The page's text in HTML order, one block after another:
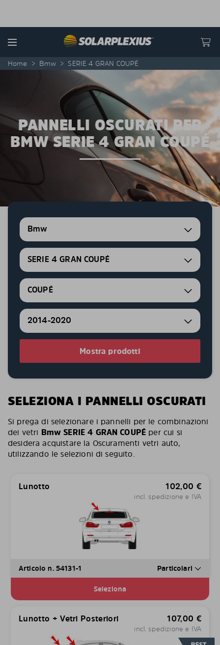
Menu
Home > Bmw > SERIE 4 GRAN COUPÉ
PANNELLI OSCURATI PER
BMW SERIE 4 GRAN COUPÉ
Bmw
SERIE 4 GRAN COUPÉ
COUPÉ
2014-2020
Mostra prodotti
SELEZIONA I PANNELLI OSCURATI
Si prega di selezionare i pannelli per le combinazioni
dei vetri Bmw SERIE 4 GRAN COUPÉ per cui si
desidera acquistare la Oscuramenti vetri auto,
utilizzando le selezioni di seguito.
Lunotto 102,00 €
incl. spedizione e IVA
Articolo n. 54131-1 Particolari
Seleziona
Lunotto + Vetri Posteriori 107,00 €
incl. spedizione e IVA